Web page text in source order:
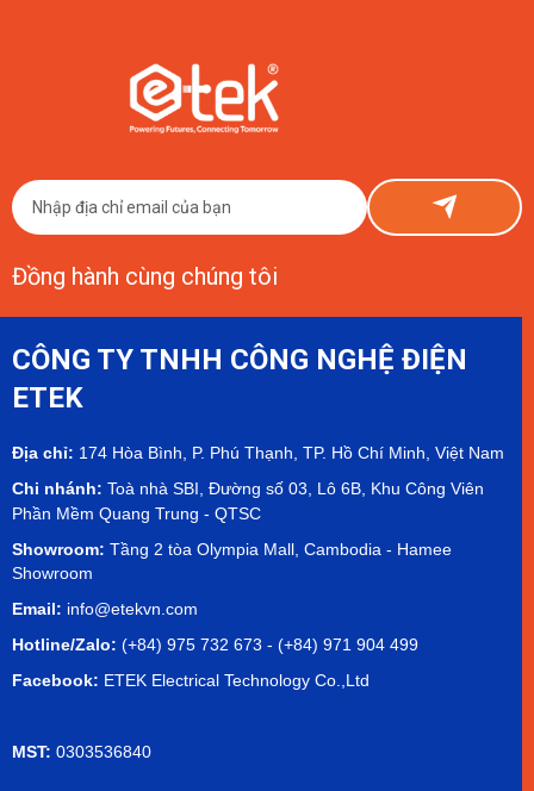
Giải pháp tưới nhỏ giọt và châm dinh dưỡng tự động ETEK giúp farm
chanh dây vàng kiểm soát nước, dinh dưỡng đồng đều theo từng lô, tiết
kiệm chi phí và hướng tới ESG.
CÔNG TY TNHH CÔNG NGHỆ ĐIỆN
ETEK
Địa chỉ: 174 Hòa Bình, P. Phú Thạnh, TP. Hồ Chí Minh, Việt Nam
Chi nhánh: Toà nhà SBI, Đường số 03, Lô 6B, Khu Công Viên
Phần Mềm Quang Trung - QTSC
Showroom: Tầng 2 tòa Olympia Mall, Cambodia - Hamee
Showroom
Email: info@etekvn.com
Hotline/Zalo: (+84) 975 732 673 - (+84) 971 904 499
Facebook: ETEK Electrical Technology Co.,Ltd
MST: 0303536840
Đồng hành cùng chúng tôi